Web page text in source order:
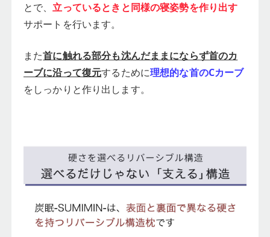
とで、立っているときと同様の寝姿勢を作り出す
サポートを行います。
また首に触れる部分も沈んだままにならず首のカ
ーブに沿って復元するために理想的な首のCカーブ
をしっかりと作り出します。